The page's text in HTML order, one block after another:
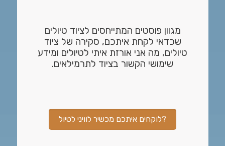
מגוון פוסטים המתייחסים לציוד טיולים
שכדאי לקחת איתכם, סקירה של ציוד
טיולים, מה אני אורזת איתי לטיולים ומידע
שימושי הקשור בציוד לתרמילאים.
לוקחים איתכם מכשיר לוויני לטיול?